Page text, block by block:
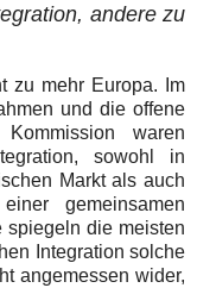
andere zu
zu mehr Europa. Im
und die offene
waren
sowohl in
Markt als auch
gemeinsamen
spiegeln die meisten
Integration solche
angemessen wider,